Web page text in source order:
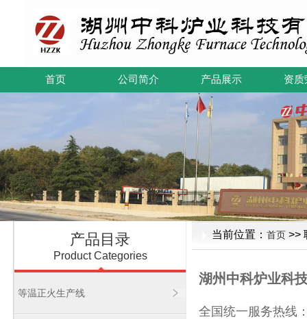
首页 公司简介 产品展示 资质
产品目录
Product Categories
等温正火生产线
当前位置： 首页 >>
湖州中科炉业科
全国统一服务热线